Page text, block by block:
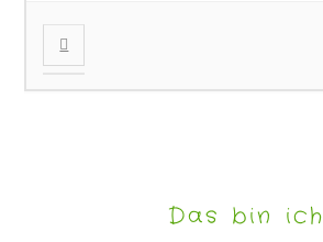
Das bin ich